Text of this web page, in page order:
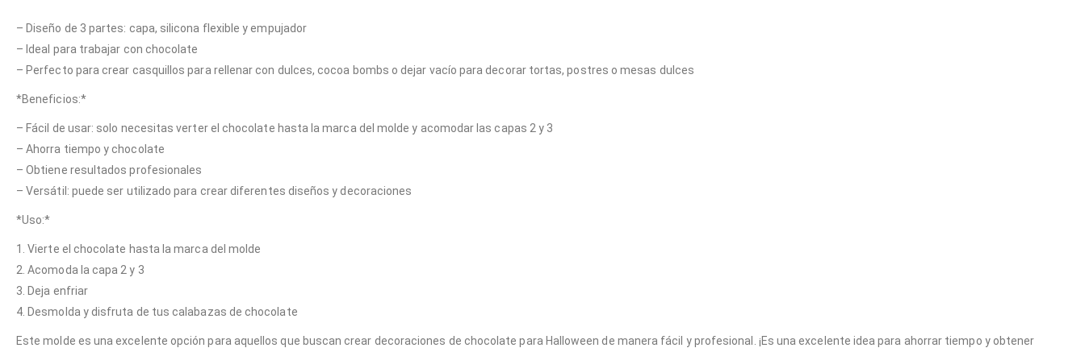
– Diseño de 3 partes: capa, silicona flexible y empujador
– Ideal para trabajar con chocolate
– Perfecto para crear casquillos para rellenar con dulces, cocoa bombs o dejar vacío para decorar tortas, postres o mesas dulces
*Beneficios:*
– Fácil de usar: solo necesitas verter el chocolate hasta la marca del molde y acomodar las capas 2 y 3
– Ahorra tiempo y chocolate
– Obtiene resultados profesionales
– Versátil: puede ser utilizado para crear diferentes diseños y decoraciones
*Uso:*
1. Vierte el chocolate hasta la marca del molde
2. Acomoda la capa 2 y 3
3. Deja enfriar
4. Desmolda y disfruta de tus calabazas de chocolate
Este molde es una excelente opción para aquellos que buscan crear decoraciones de chocolate para Halloween de manera fácil y profesional. ¡Es una excelente idea para ahorrar tiempo y obtener